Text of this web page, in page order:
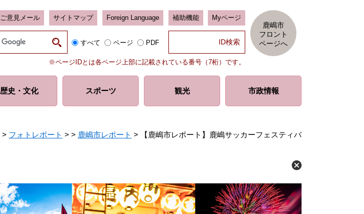
ご意見メール サイトマップ Foreign Language 補助機能 Myページ
すべて ページ PDF
※ページIDとは各ページ上部に記載されている番号（7桁）です。
鹿嶋市
フロント
ページへ
歴史・ 文化 スポーツ 観光 市政情報
> フォトレポート > > 鹿嶋市レポート >
【鹿嶋市レポート】鹿嶋サッカーフェスティバ